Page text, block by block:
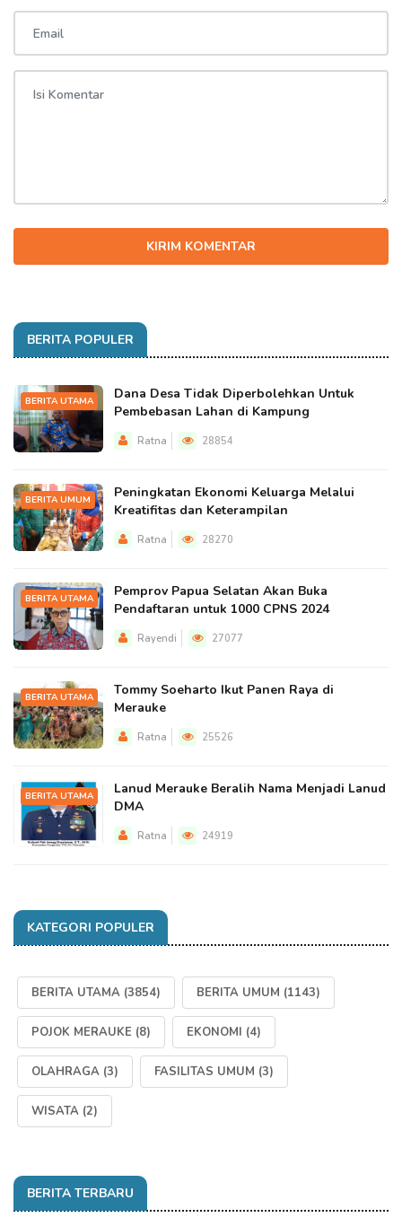
KIRIM KOMENTAR
BERITA POPULER
BERITA UTAMA
Dana Desa Tidak Diperbolehkan Untuk
Pembebasan Lahan di Kampung
Ratna 28854
BERITA UMUM
Peningkatan Ekonomi Keluarga Melalui
Kreatifitas dan Keterampilan
Ratna 28270
BERITA UTAMA
Pemprov Papua Selatan Akan Buka
Pendaftaran untuk 1000 CPNS 2024
Rayendi 27077
BERITA UTAMA
Tommy Soeharto Ikut Panen Raya di
Merauke
Ratna 25526
BERITA UTAMA
Lanud Merauke Beralih Nama Menjadi Lanud
DMA
Ratna 24919
KATEGORI POPULER
BERITA UTAMA (3854) BERITA UMUM (1143)
POJOK MERAUKE (8) EKONOMI (4)
OLAHRAGA (3) FASILITAS UMUM (3)
WISATA (2)
BERITA TERBARU